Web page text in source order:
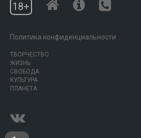
18+
Политика конфиденциальности
ТВОРЧЕСТВО
ЖИЗНЬ
СВОБОДА
КУЛЬТУРА
ПЛАНЕТА